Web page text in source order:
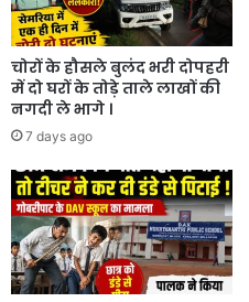
चोरों के हौसले बुलंद भरी दोपहरी
में दो घरों के तोड़े ताले लाखों की
नगदी ले भागे ।
7 days ago